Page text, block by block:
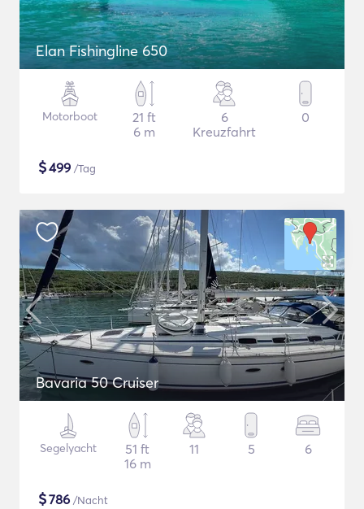
Elan Fishingline 650
Motorboot
21 ft
6 m
6
Kreuzfahrt
0
$499 /Tag
Bavaria 50 Cruiser
Segelyacht
51 ft
16 m
11 5 6
$786 /Nacht